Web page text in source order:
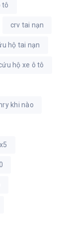
tô
crv tai nạn
hộ tai nạn
hộ xe ô tô
khi nào